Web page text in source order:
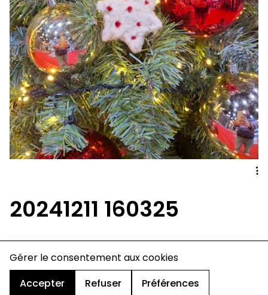
Gérer le consentement aux cookies
Accepter
Refuser Préférences
20241211 160325
charte de confidentialité
mentions légales
cookies